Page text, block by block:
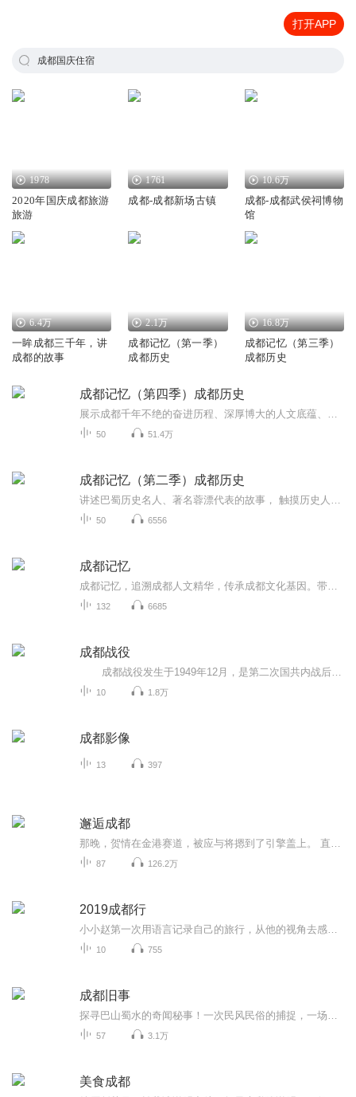
打开APP
成都国庆住宿
1978
2020年国庆成都旅游
旅游
1761
成都-成都新场古镇
10.6万
成都-成都武侯祠博物
馆
6.4万
一眸成都三千年，讲
成都的故事
2.1万
成都记忆（第一季）
成都历史
16.8万
成都记忆（第三季）
成都历史
成都记忆（第四季）成都历史
50 51.4万
成都记忆（第二季）成都历史
50 6556
成都记忆
132 6685
成都战役
10 1.8万
成都影像
13 397
邂逅成都
87 126.2万
2019成都行
10 755
成都旧事
57 3.1万
美食成都